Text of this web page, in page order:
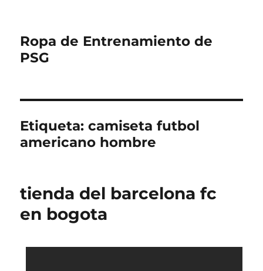
Ropa de Entrenamiento de
PSG
Etiqueta:camiseta futbol
americano hombre
tienda del barcelona fc
en bogota